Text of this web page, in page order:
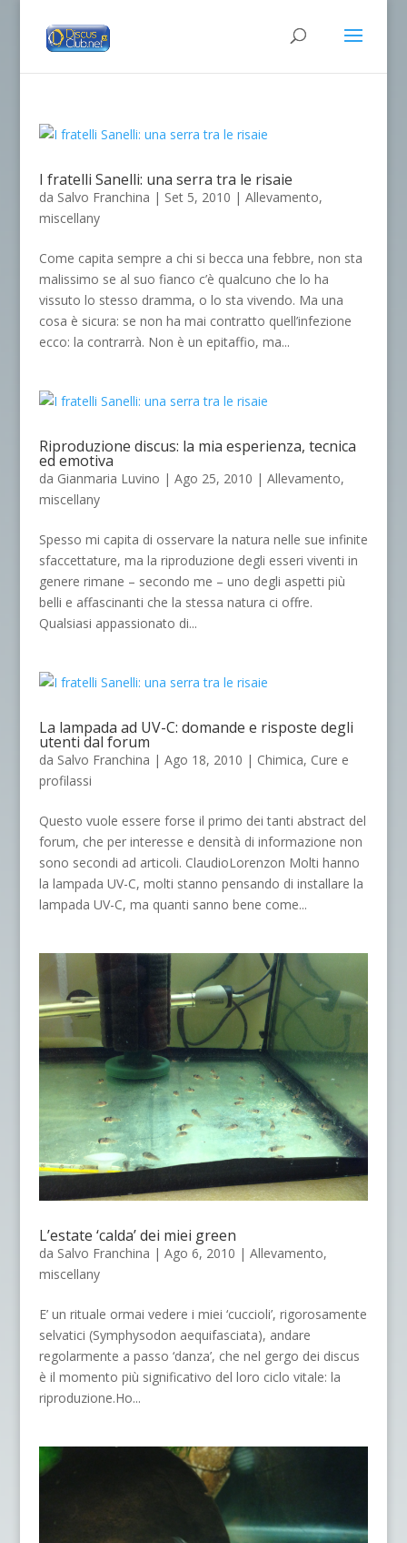
I fratelli Sanelli: una serra tra le risaie
da Salvo Franchina | Set 5, 2010 | Allevamento,
miscellany
Come capita sempre a chi si becca una febbre, non sta
malissimo se al suo fianco c’è qualcuno che lo ha
vissuto lo stesso dramma, o lo sta vivendo. Ma una
cosa è sicura: se non ha mai contratto quell’infezione
ecco: la contrarrà. Non è un epitaffio, ma...
Riproduzione discus: la mia esperienza, tecnica
ed emotiva
da Gianmaria Luvino | Ago 25, 2010 | Allevamento,
miscellany
Spesso mi capita di osservare la natura nelle sue infinite
sfaccettature, ma la riproduzione degli esseri viventi in
genere rimane – secondo me – uno degli aspetti più
belli e affascinanti che la stessa natura ci offre.
Qualsiasi appassionato di...
La lampada ad UV-C: domande e risposte degli
utenti dal forum
da Salvo Franchina | Ago 18, 2010 | Chimica, Cure e
profilassi
Questo vuole essere forse il primo dei tanti abstract del
forum, che per interesse e densità di informazione non
sono secondi ad articoli. ClaudioLorenzon Molti hanno
la lampada UV-C, molti stanno pensando di installare la
lampada UV-C, ma quanti sanno bene come...
L’estate ‘calda’ dei miei green
da Salvo Franchina | Ago 6, 2010 | Allevamento,
miscellany
E’ un rituale ormai vedere i miei ‘cuccioli’, rigorosamente
selvatici (Symphysodon aequifasciata), andare
regolarmente a passo ‘danza’, che nel gergo dei discus
è il momento più significativo del loro ciclo vitale: la
riproduzione.Ho...